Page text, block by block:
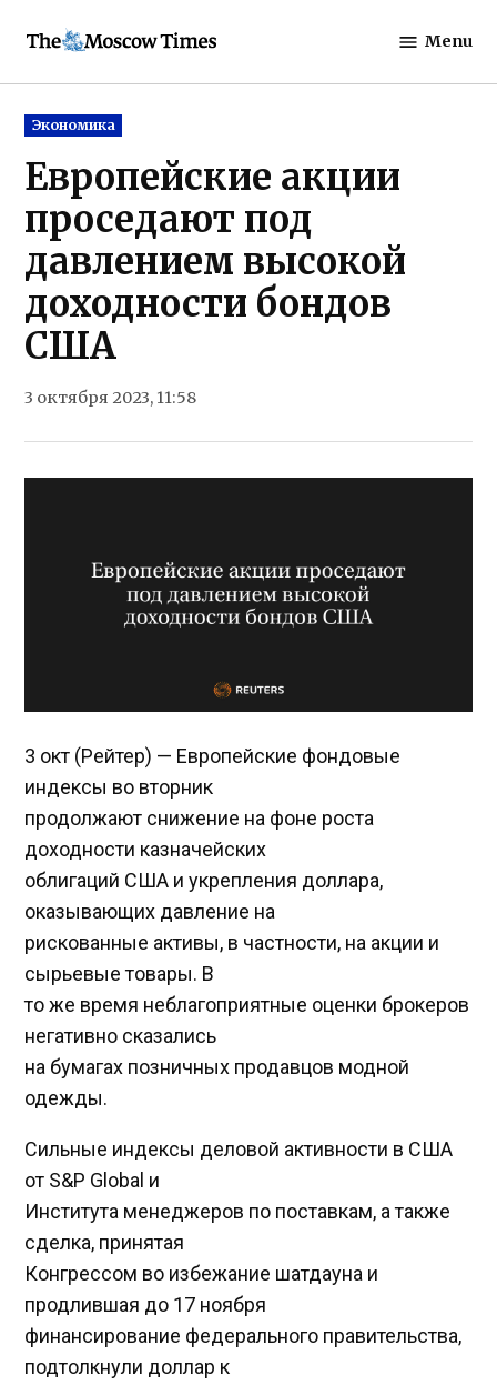
Moscow
Menu
Posted
in
Экономика
Европейские акции
проседают под
давлением высокой
доходности бондов
США
3 октября 2023, 11:58
3 окт (Рейтер) — Европейские фондовые
индексы во вторник
продолжают снижение на фоне роста
доходности казначейских
облигаций США и укрепления доллара,
оказывающих давление на
рискованные активы, в частности, на акции и
сырьевые товары. В
то же время неблагоприятные оценки брокеров
негативно сказались
на бумагах позничных продавцов модной
одежды.
Сильные индексы деловой активности в США
от S&P Global и
Института менеджеров по поставкам, а также
сделка, принятая
Конгрессом во избежание шатдауна и
продлившая до 17 ноября
финансирование федерального правительства,
подтолкнули доллар к